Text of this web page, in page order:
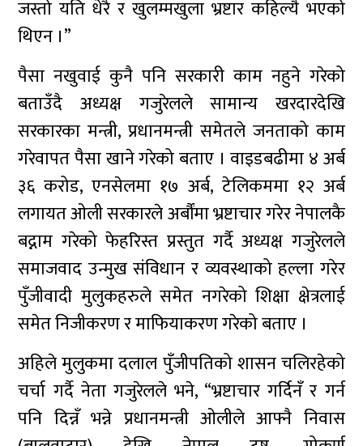
जस्तो यति धेरै र खुलम्मखुला भ्रष्टार कहिल्यै भएको
थिएन ।”
पैसा नखुवाई कुनै पनि सरकारी काम नहुने गरेको
बताउँदै अध्यक्ष गजुरेलले सामान्य खरदारदेखि
सरकारका मन्त्री, प्रधानमन्त्री समेतले जनताको काम
गरेवापत पैसा खाने गरेको बताए । वाइडबढीमा ४ अर्ब
३६ करोड, एनसेलमा १७ अर्ब, टेलिकममा १२ अर्ब
लगायत ओली सरकारले अर्बौंमा भ्रष्टाचार गरेर नेपालकै
बद्नाम गरेको फेहरिस्त प्रस्तुत गर्दै अध्यक्ष गजुरेलले
समाजवाद उन्मुख संविधान र व्यवस्थाको हल्ला गरेर
पुँजीवादी मुलुकहरुले समेत नगरेको शिक्षा क्षेत्रलाई
समेत निजीकरण र माफियाकरण गरेको बताए ।
अहिले मुलुकमा दलाल पुँजीपतिको शासन चलिरहेको
चर्चा गर्दै नेता गजुरेलले भने, “भ्रष्टाचार गर्दिनँ र गर्न
पनि दिन्नँ भन्ने प्रधानमन्त्री ओलीले आफ्नै निवास